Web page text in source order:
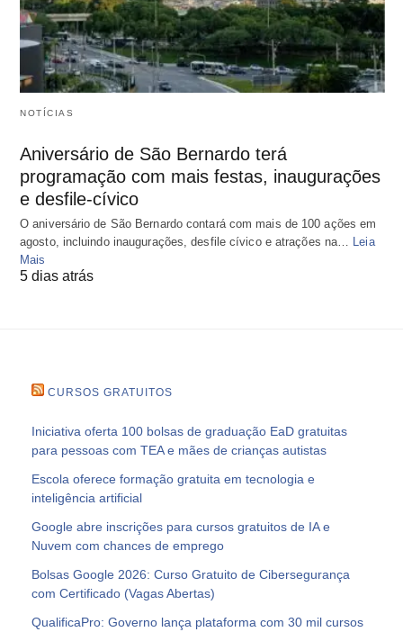
NOTÍCIAS
Aniversário de São Bernardo terá
programação com mais festas, inaugurações
e desfile-cívico
O aniversário de São Bernardo contará com mais de 100 ações em
agosto, incluindo inaugurações, desfile cívico e atrações na…
Leia
Mais
5 dias atrás
CURSOS GRATUITOS
Iniciativa oferta 100 bolsas de graduação EaD gratuitas
para pessoas com TEA e mães de crianças autistas
Escola oferece formação gratuita em tecnologia e
inteligência artificial
Google abre inscrições para cursos gratuitos de IA e
Nuvem com chances de emprego
Bolsas Google 2026: Curso Gratuito de Cibersegurança
com Certificado (Vagas Abertas)
QualificaPro: Governo lança plataforma com 30 mil cursos